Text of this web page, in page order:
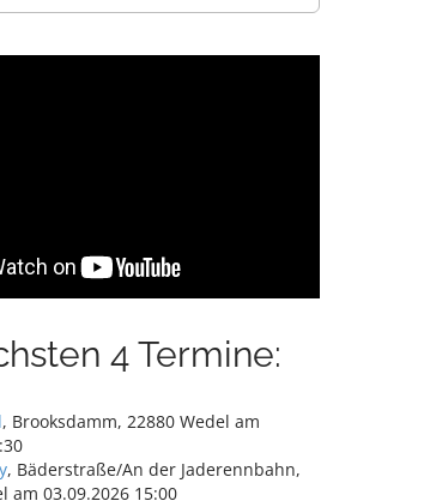
4 Termine:
, Brooksdamm, 22880 Wedel am
, Bäderstraße/An der Jaderennbahn,
am 03.09.2026 15:00